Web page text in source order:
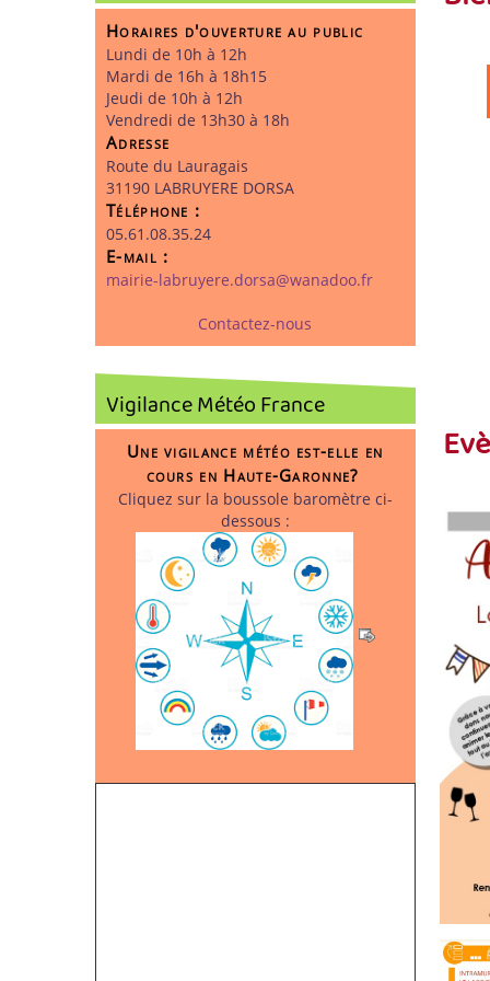
Horaires d'ouverture au public
Lundi de 10h à 12h
Mardi de 16h à 18h15
Jeudi de 10h à 12h
Vendredi de 13h30 à 18h
Adresse
Route du Lauragais
31190 LABRUYERE DORSA
Téléphone :
05.61.08.35.24
E-mail :
mairie-labruyere.dorsa@wanadoo.fr
Contactez-nous
Vigilance Météo France
Une vigilance météo est-elle en
cours en Haute-Garonne?
Cliquez sur la boussole baromètre ci-
dessous :